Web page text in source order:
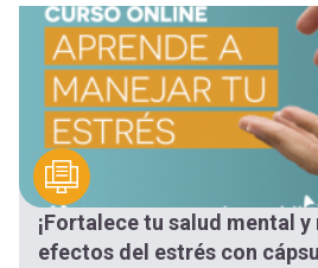
Mobile]
Menú
entrar
la
navegación
¡Fortalece tu salud mental
efectos del estrés con